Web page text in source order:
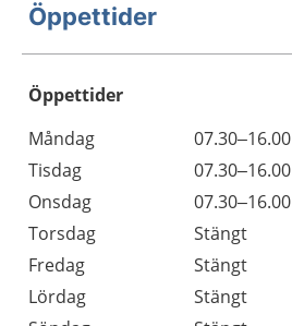
Öppettider
Öppettider
Dag
Öppettider
Kommentarer
Måndag
07.30–16.00
Tisdag
07.30–16.00
Onsdag
07.30–16.00
Torsdag
Stängt
Fredag
Stängt
Lördag
Stängt